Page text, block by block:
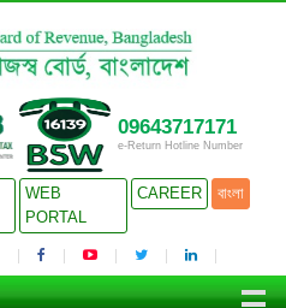
09643717171
e-Return Hotline Number
WEB
PORTAL
CAREER বাংলা